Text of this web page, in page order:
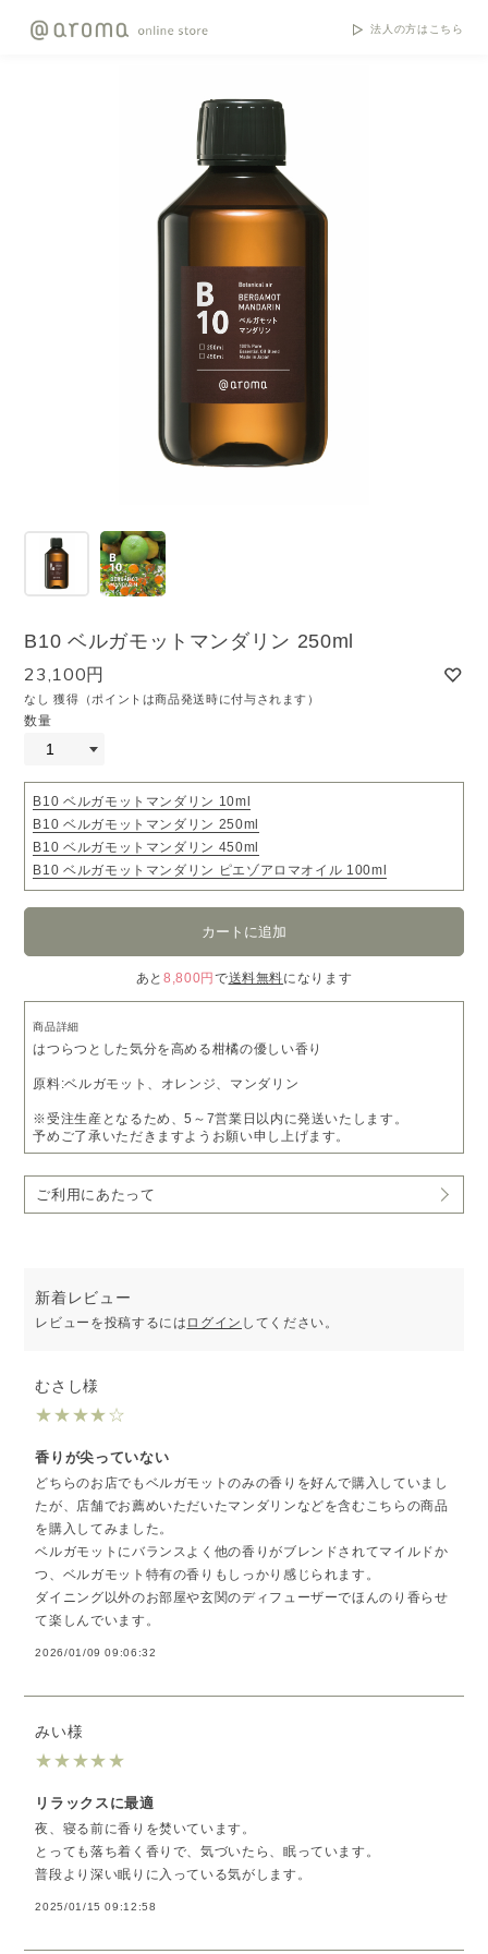
法人の方はこちら
B10 ベルガモットマンダリン 250ml
23,100円
なし 獲得（ポイントは商品発送時に付与されます）
数量
B10 ベルガモットマンダリン 10ml
B10 ベルガモットマンダリン 250ml
B10 ベルガモットマンダリン 450ml
B10 ベルガモットマンダリン ピエゾアロマオイル 100ml
あと8,800円 で送料無料になります
商品詳細
はつらつとした気分を高める柑橘の優しい香り
原料:ベルガモット、オレンジ、マンダリン
※受注生産となるため、5～7営業日以内に発送いたします。
予めご了承いただきますようお願い申し上げます。
ご利用にあたって
新着レビュー
レビューを投稿するには ログイン してください。
むさし様
★★★★☆
香りが尖っていない
どちらのお店でもベルガモットのみの香りを好んで購入していまし
たが、店舗でお薦めいただいたマンダリンなどを含むこちらの商品
を購入してみました。
ベルガモットにバランスよく他の香りがブレンドされてマイルドか
つ、ベルガモット特有の香りもしっかり感じられます。
ダイニング以外のお部屋や玄関のディフューザーでほんのり香らせ
て楽しんでいます。
2026/01/09 09:06:32
みい様
★★★★★
リラックスに最適
夜、寝る前に香りを焚いています。
とっても落ち着く香りで、気づいたら、眠っています。
普段より深い眠りに入っている気がします。
2025/01/15 09:12:58